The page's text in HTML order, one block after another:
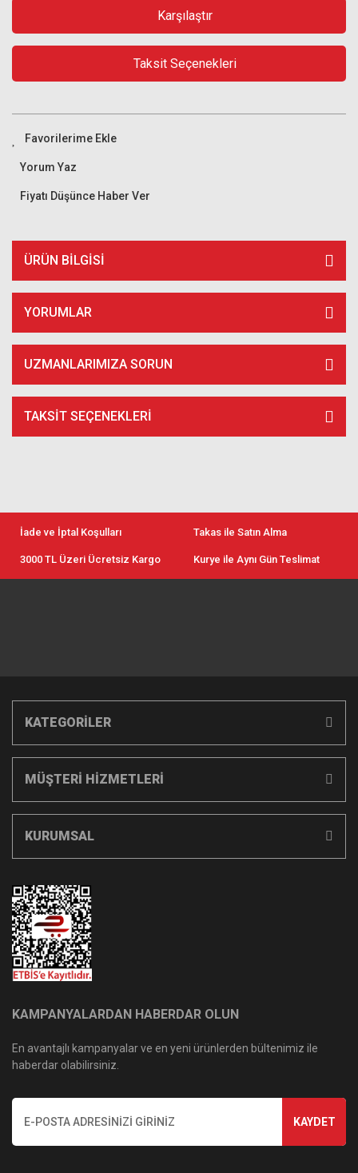
Karşılaştır
Taksit Seçenekleri
Yorum Yaz
Fiyatı Düşünce Haber Ver
ÜRÜN BILGISI
YORUMLAR
UZMANLARIMIZA SORUN
TAKSIT SEÇENEKLERI
İade ve İptal Koşulları Takas ile Satın Alma
3000 TL Üzeri Ücretsiz Kargo Kurye ile Aynı Gün Teslimat
KATEGORİLER
MÜŞTERİ HİZMETLERİ
KURUMSAL
KAMPANYALARDAN HABERDAR OLUN
En avantajlı kampanyalar ve en yeni ürünlerden bültenimiz ile
haberdar olabilirsiniz.
KAYDET